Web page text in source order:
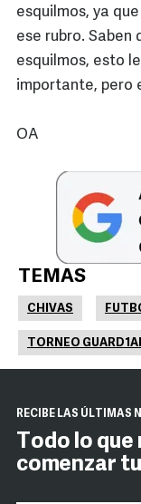
esquilmos, ya
ese rubro. Saben
esquilmos, esto
importante, pero
OA
TEMAS
CHIVAS
TORNEO
RECIBE LAS ÚLTIMAS
Todo lo
comenzar